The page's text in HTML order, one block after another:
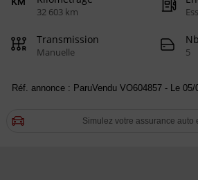
32 603 km
Transmission
Manuelle 5
Réf. annonce : ParuVendu VO604857 - Le
Simulez votre assurance auto